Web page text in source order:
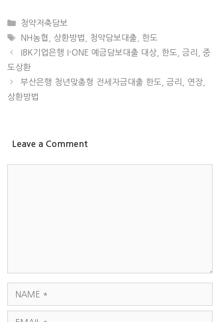
CATEGORIES
청약저축담보
TAGS
NH농협 상환방법 청약담보대출
한도
IBK기업은행 I-ONE 예금담보대출 대상, 한도, 금리, 중
도상환
부산은행 청년맞춤형 전세자금대출 한도, 금리, 연장,
상환방법
Leave a Comment
NAME
EMAIL